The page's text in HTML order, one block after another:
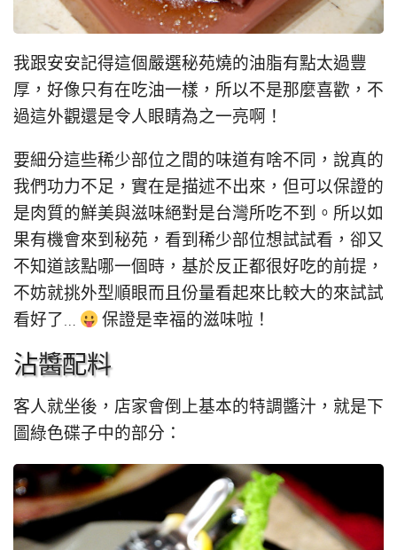
我跟安安記得這個嚴選秘苑燒的油脂有點太過豐
厚，好像只有在吃油一樣，所以不是那麼喜歡，不
過這外觀還是令人眼睛為之一亮啊！
要細分這些稀少部位之間的味道有啥不同，說真的
我們功力不足，實在是描述不出來，但可以保證的
是肉質的鮮美與滋味絕對是台灣所吃不到。所以如
果有機會來到秘苑，看到稀少部位想試試看，卻又
不知道該點哪一個時，基於反正都很好吃的前提，
不妨就挑外型順眼而且份量看起來比較大的來試試
看好了…
保證是幸福的滋味啦！
沾醬配料
客人就坐後，店家會倒上基本的特調醬汁，就是下
圖綠色碟子中的部分：